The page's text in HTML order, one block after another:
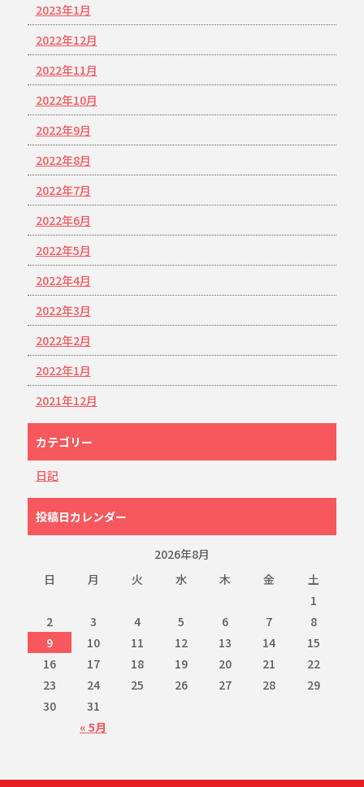
2023年1月
2022年12月
2022年11月
2022年10月
2022年9月
2022年8月
2022年7月
2022年6月
2022年5月
2022年4月
2022年3月
2022年2月
2022年1月
2021年12月
カテゴリー
日記
投稿日カレンダー
2026年8月
日
月 火 水 木 金 土
« 5月
1
2
3 4 5 6 7
8
9
10 11 12 13 14
15
16
17 18 19 20 21
22
23
24 25 26 27 28
29
30
31